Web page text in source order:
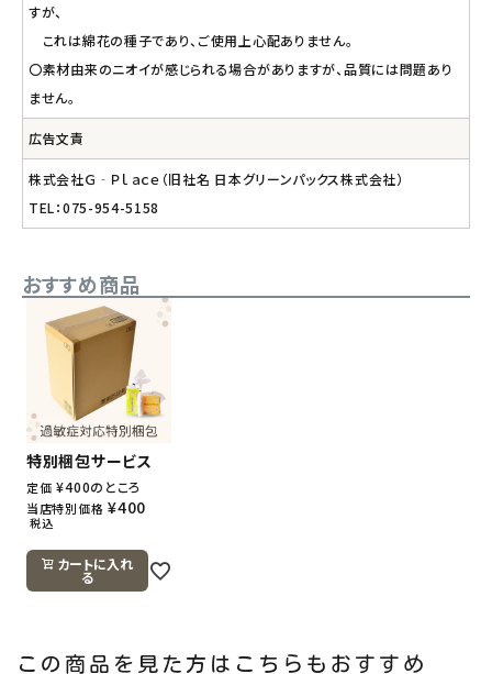
すが、
これは綿花の種子であり、ご使用上心配ありません。
〇素材由来のニオイが感じられる場合がありますが、品質には問題あり
ません。
広告文責
株式会社Ｇ‐Ｐｌａｃｅ（旧社名 日本グリーンパックス株式会社）
TEL：075-954-5158
おすすめ商品
特別梱包サービス
定価 ¥400のところ
当店特別価格 ¥400
税込
カートに入れ
る
この商品を見た方はこちらもおすすめ